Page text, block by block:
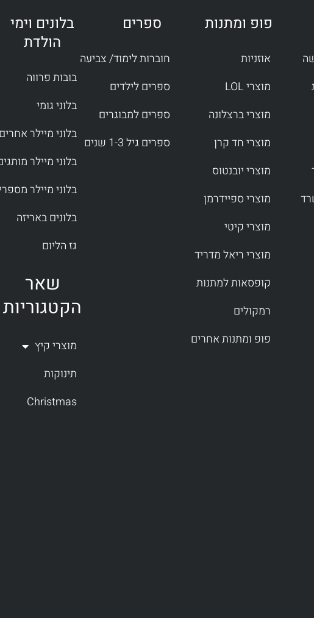
o
k
r
a
פופ ומתנות
אוזניות
מוצרי LOL
מוצרי ברצלונה
מוצרי חד קרן
מוצרי יובנטוס
מוצרי ספיידרמן
מוצרי קיטי
מוצרי ריאל מדריד
קופסאות למתנות
רמקולים
פופ ומתנות אחרים
ספרים
חוברות לימוד/ צביעה
ספרים לילדים
ספרים למבוגרים
ספרים גיל 1-3 שנים
בלונים וימי
הולדת
בובות פרווה
בלוני גומי
בלוני מיילר אחרים
בלוני מיילר
בלוני מיילר
בלונים באריזה
גז הליום
שאר
הקטגוריות
מוצרי קיץ
תינוקות
Christmas